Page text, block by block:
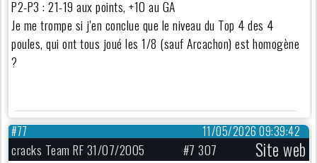
P2-P3 : 21-19 aux points, +10 au GA
Je me trompe si j'en conclue que le niveau du Top 4 des 4
poules, qui ont tous joué les 1/8 (sauf Arcachon) est homogène
?
11/05/2026 09:39:42
#77
cracks Team RF 31/07/2005 #7 307 Site web